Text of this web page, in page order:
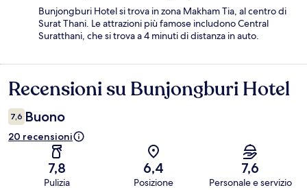
Bunjongburi Hotel si trova in zona Makham Tia, al centro di
Surat Thani. Le attrazioni più famose includono Central
Suratthani, che si trova a 4 minuti di distanza in auto.
Recensioni
Recensioni su Bunjongburi Hotel
7,6 Buono
20 recensioni
7,8
Pulizia
6,4
Posizione
7,6
Personale e servizio